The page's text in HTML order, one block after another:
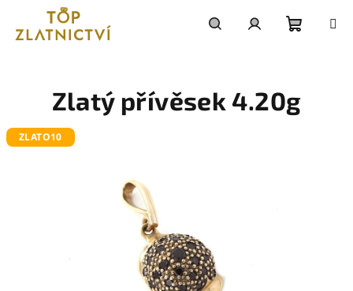
obsah
košík
Zlatý přívěsek 4.20g
ZLATO10